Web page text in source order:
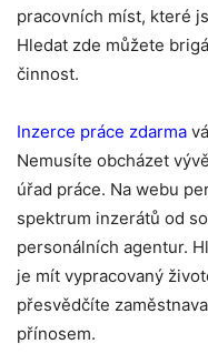
pracovních míst, které
Hledat zde můžete
činnost.
Inzerce práce zdarma
Nemusíte obcházet
úřad práce. Na webu
spektrum inzerátů od
personálních agentur.
je mít vypracovaný
přesvědčíte
přínosem.